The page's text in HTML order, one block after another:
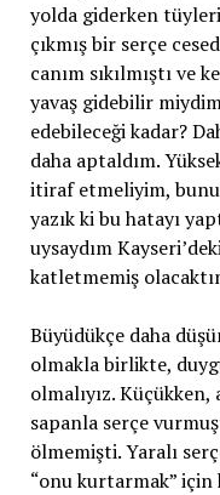
yolda giderken
çıkmış bir serçe
canım sıkılmıştı ve
yavaş gidebilir
edebileceği kadar?
daha aptaldım.
itiraf etmeliyim,
yazık ki bu hatayı
uysaydım
katletmemiş
Büyüdükçe daha
olmakla birlikte,
olmalıyız.
sapanla serçe
ölmemişti. Yaralı
“onu kurtarmak” için